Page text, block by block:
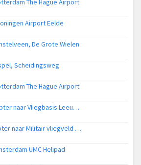
The Hague Airport
Airport Eelde
De Grote Wielen
Scheidingsweg
The Hague Airport
Ambulancehelikopter naar Vliegbasis Leeuwarden
Kustwachthelikopter naar Militair vliegveld De Kooy / Den Helder Airport
UMC Helipad